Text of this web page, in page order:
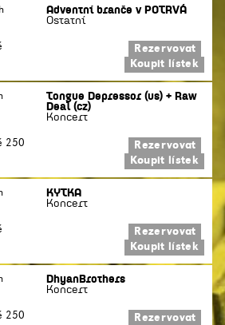
Adventní branče v POTRVÁ
Ostatní
Rezervovat
Koupit lístek
Tongue Depressor (us) + Raw
Deal (cz)
Koncert
250
Rezervovat
Koupit lístek
KYTKA
Koncert
Rezervovat
Koupit lístek
DhyanBrothers
Koncert
250
Rezervovat